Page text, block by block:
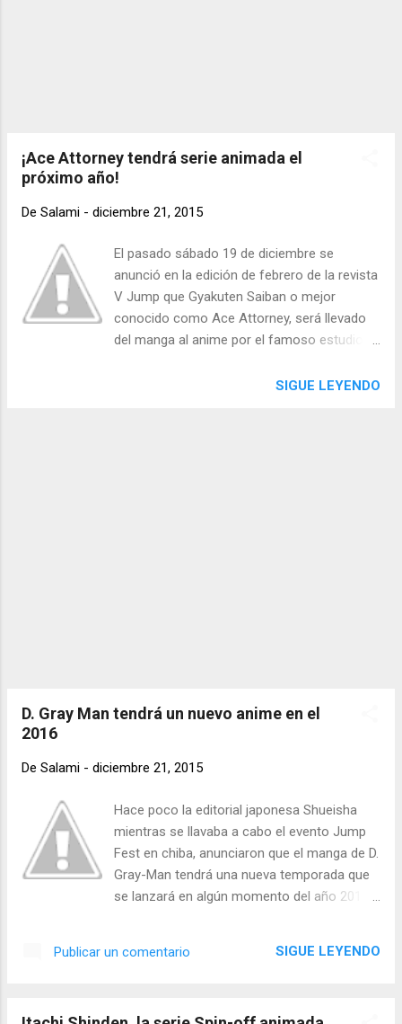
¡Ace Attorney tendrá serie animada el
próximo año!
De Salami - diciembre 21, 2015
El pasado sábado 19 de diciembre se
anunció en la edición de febrero de la revista
V Jump que Gyakuten Saiban o mejor
conocido como Ace Attorney, será llevado
del manga al anime por el famoso estudio
próximo año. Gyakuten Saiban
Shoujo Lyrical Nanoha Vivid. Fuente: ANN
SIGUE LEYENDO
D. Gray Man tendrá un nuevo anime en el
2016
De Salami - diciembre 21, 2015
Hace poco la editorial japonesa Shueisha
mientras se llavaba a cabo el evento Jump
Fest en chiba, anunciaron que el manga de D.
Gray-Man tendrá una nueva temporada que
se lanzará en algún momento del año 2016.
de lo que podremos ver próximamente en la
Publicar un comentario SIGUE LEYENDO